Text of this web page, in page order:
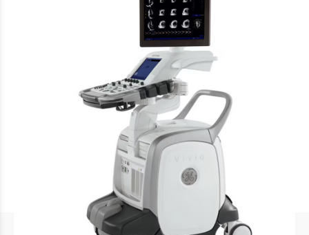
3D υπερηχογράφος τελευταίας
τεχνολογίας GE Vivid E95